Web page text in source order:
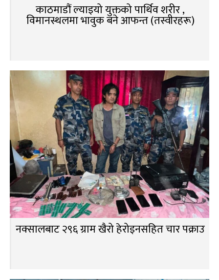
काठमाडौं ल्याइयो युक्तको पार्थिव शरीर ,
विमानस्थलमा भावुक बने आफन्त (तस्वीरहरू)
नक्सालबाट २९६ ग्राम खैरो हेरोइनसहित चार पक्राउ